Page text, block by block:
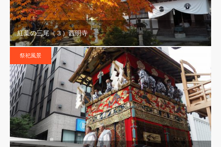
紅葉の三尾（３）西明寺
祭祀風景